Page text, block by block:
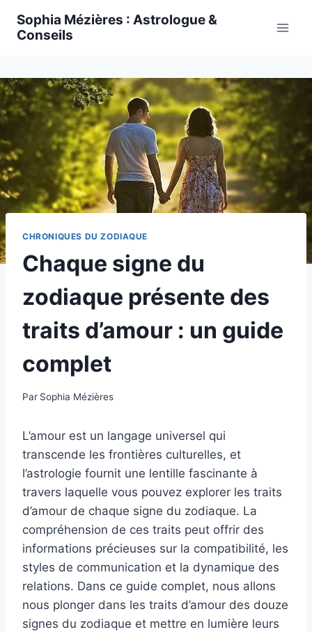
Sophia Mézières : Astrologue &
Conseils
CHRONIQUES DU ZODIAQUE
Chaque signe du
zodiaque présente des
traits d’amour : un guide
complet
Par Sophia Mézières
L’amour est un langage universel qui
transcende les frontières culturelles, et
l’astrologie fournit une lentille fascinante à
travers laquelle vous pouvez explorer les traits
d’amour de chaque signe du zodiaque. La
compréhension de ces traits peut offrir des
informations précieuses sur la compatibilité, les
styles de communication et la dynamique des
relations. Dans ce guide complet, nous allons
nous plonger dans les traits d’amour des douze
signes du zodiaque et mettre en lumière leurs